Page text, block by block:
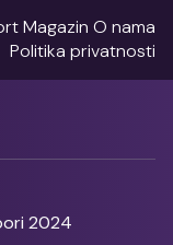
Magazin O nama
Politika privatnosti
2024